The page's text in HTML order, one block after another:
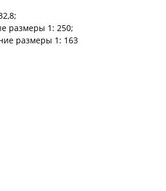
размеры 1: 250;
размеры 1: 163